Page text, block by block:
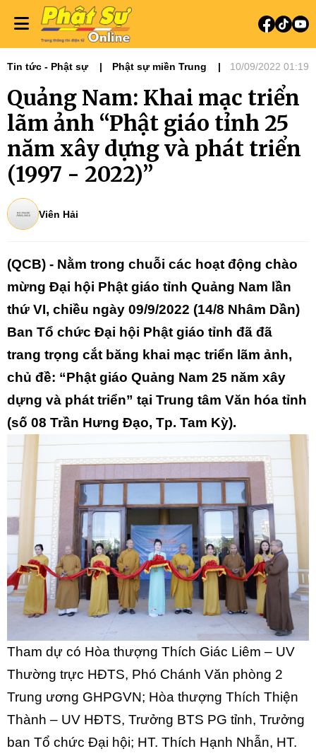
Tin tức - Phật sự
Phật sự miền Trung
Đại hội Phật giáo các tỉnh - thành
10/09/2022 01:19
Quảng Nam: Khai mạc triển
lãm ảnh “Phật giáo tỉnh 25
năm xây dựng và phát triển
(1997 - 2022)”
Viên Hải
(QCB) - Nằm trong chuỗi các hoạt động chào
mừng Đại hội Phật giáo tỉnh Quảng Nam lần
thứ VI, chiều ngày 09/9/2022 (14/8 Nhâm Dần)
Ban Tổ chức Đại hội Phật giáo tỉnh đã đã
trang trọng cắt băng khai mạc triển lãm ảnh,
chủ đề: “Phật giáo Quảng Nam 25 năm xây
dựng và phát triển” tại Trung tâm Văn hóa tỉnh
(số 08 Trần Hưng Đạo, Tp. Tam Kỳ).
Tham dự có Hòa thượng Thích Giác Liêm – UV
Thường trực HĐTS, Phó Chánh Văn phòng 2
Trung ương GHPGVN; Hòa thượng Thích Thiện
Thành – UV HĐTS, Trưởng BTS PG tỉnh, Trưởng
ban Tổ chức Đại hội; HT. Thích Hạnh Nhẫn, HT.